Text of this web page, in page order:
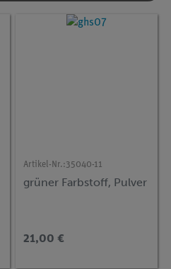
Artikel-Nr.:35040-11
grüner Farbstoff, Pulver
21,00 €